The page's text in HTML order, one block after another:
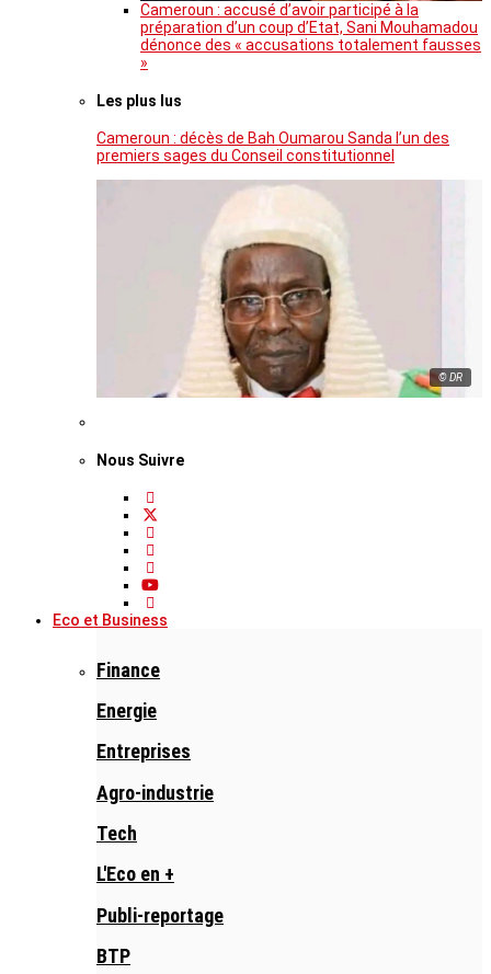
Cameroun : accusé d’avoir participé à la
préparation d’un coup d’Etat, Sani Mouhamadou
dénonce des « accusations totalement fausses
»
Les plus lus
Cameroun : décès de Bah Oumarou Sanda l’un des
premiers sages du Conseil constitutionnel
© DR
Nous Suivre
Eco et Business
Finance
Energie
Entreprises
Agro-industrie
Tech
L'Eco en +
Publi-reportage
BTP